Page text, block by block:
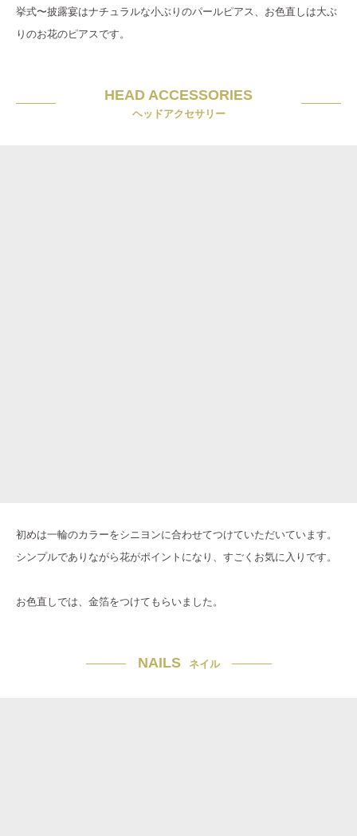
挙式〜披露宴はナチュラルな小ぶりのパールピアス、お色直しは大ぶ
りのお花のピアスです。
HEAD ACCESSORIES
ヘッドアクセサリー
初めは一輪のカラーをシニヨンに合わせてつけていただいています。
シンプルでありながら花がポイントになり、すごくお気に入りです。
お色直しでは、金箔をつけてもらいました。
NAILS ネイル